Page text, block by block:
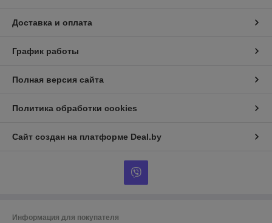
Доставка и оплата
График работы
Полная версия сайта
Политика обработки cookies
Сайт создан на платформе Deal.by
Информация для покупателя